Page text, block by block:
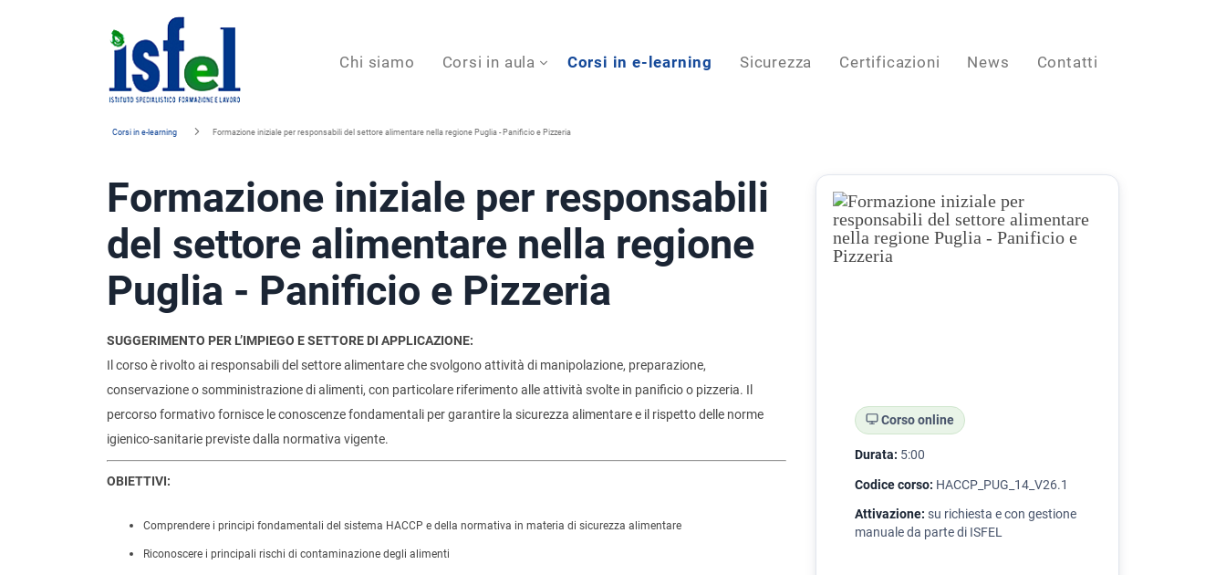
Istituto
formazione
e
lavoro
Chi siamo Corsi in aula Corsi in e-learning Sicurezza Certificazioni News Contatti
Corsi in e-learning Formazione iniziale per responsabili del settore alimentare nella regione Puglia - Panificio e Pizzeria
Formazione iniziale per responsabili
del settore alimentare nella regione
Puglia - Panificio e Pizzeria
SUGGERIMENTO PER L’IMPIEGO E SETTORE DI APPLICAZIONE:
Il corso è rivolto ai responsabili del settore alimentare che svolgono attività di manipolazione, preparazione,
conservazione o somministrazione di alimenti, con particolare riferimento alle attività svolte in panificio o pizzeria. Il
percorso formativo fornisce le conoscenze fondamentali per garantire la sicurezza alimentare e il rispetto delle norme
igienico-sanitarie previste dalla normativa vigente.
OBIETTIVI:
Comprendere i principi fondamentali del sistema HACCP e della normativa in materia di sicurezza alimentare
Riconoscere i principali rischi di contaminazione degli alimenti
Corso online
Durata: 5:00
Codice corso: HACCP_PUG_14_V26.1
Attivazione: su richiesta e con gestione
manuale da parte di ISFEL